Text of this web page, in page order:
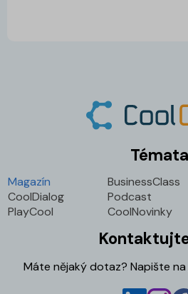
Témata
Magazín BusinessClass
CoolDialog
Podcast
PlayCool
CoolNovinky
Máte nějaký dotaz? Napište